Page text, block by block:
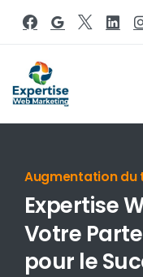
Référencement
Expertise
Votre
pour le